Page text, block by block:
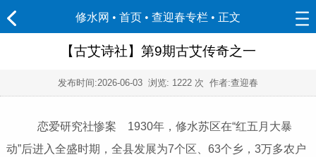
修水网 • 首页 • 查迎春专栏 • 正文
【古艾诗社】第9期古艾传奇之一
发布时间:2026-06-03 浏览: 1222 次 作者:查迎春
恋爱研究社惨案 1930年，修水苏区在“红五月大暴
动”后进入全盛时期，全县发展为7个区、63个乡，3万多农户